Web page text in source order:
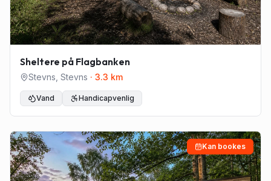
Sheltere på Flagbanken
Stevns Stevns · 3.3 km
Vand Handicapvenlig
Kan bookes